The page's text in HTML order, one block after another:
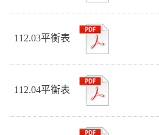
112.03平衡表
112.04平衡表